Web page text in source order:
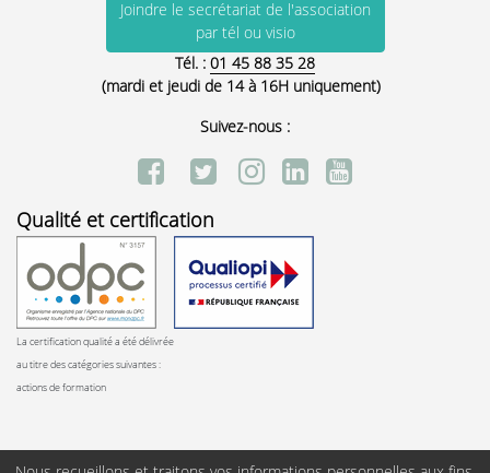
Joindre le secrétariat de l'association
par tél ou visio
Tél. : 01 45 88 35 28
(mardi et jeudi de 14 à 16H uniquement)
Suivez-nous :
Qualité et certification
La certification qualité a été délivrée
au titre des catégories suivantes :
actions de formation